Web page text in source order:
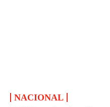
NACIONAL